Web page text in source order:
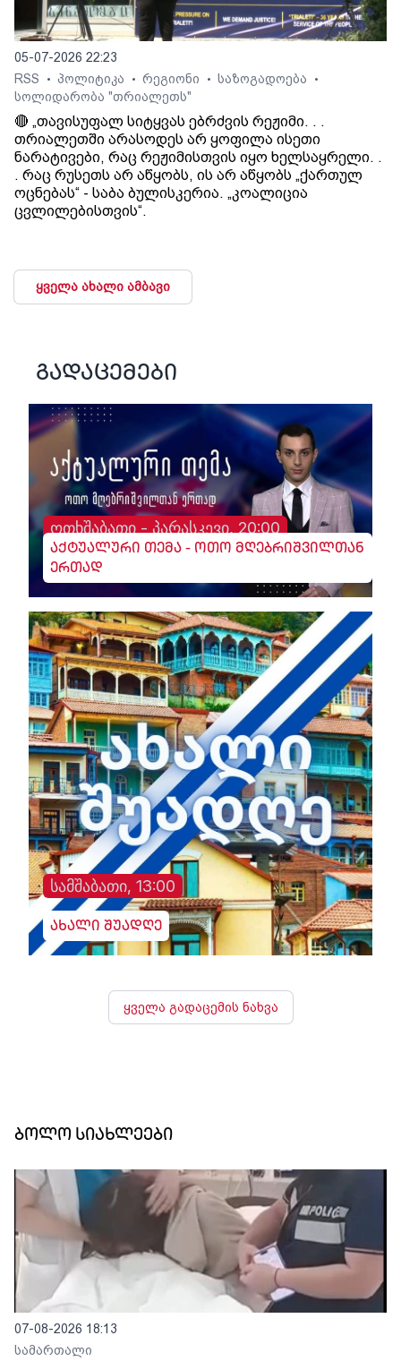
05-07-2026 22:23
RSS
• პოლიტიკა • რეგიონი • საზოგადოება •
სოლიდარობა "თრიალეთს"
🔴 „თავისუფალ სიტყვას ებრძვის რეჟიმი. . .
თრიალეთში არასოდეს არ ყოფილა ისეთი
ნარატივები, რაც რეჟიმისთვის იყო ხელსაყრელი. .
. რაც რუსეთს არ აწყობს, ის არ აწყობს „ქართულ
ოცნებას“ - საბა ბულისკერია. „კოალიცია
ცვლილებისთვის“.
ყველა ახალი ამბავი
გადაცემები
ოთხშაბათი - პარასკევი, 20:00
აქტუალური თემა - ოთო მღებრიშვილთან
ერთად
სამშაბათი, 13:00
ახალი შუადღე
ყველა გადაცემის ნახვა
ბოლო სიახლეები
07-08-2026 18:13
სამართალი